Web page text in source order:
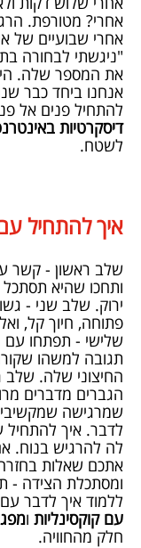
אחרי? מטורפת.
אחרי שבועיים של
"ניגשתי לבחורה
את המספר שלה.
אנחנו ביחד כבר
להתחיל פנים אל
דיסקרטיות
לשטח.
איך להתחיל
שלב ראשון - קשר
ותחכו שהיא תסתכל
ירוק. שלב שני -
פתוחה, חיוך קל,
שלישי - תפתחו
תגובה למשהו
החיצוני שלה. שלב
הגברים מדברים
שמרגישה
לדבר. איך להתחיל
לה להרגיש בנוח.
אתכם שאלות
ומסתכלת הצידה -
ללמוד איך לדבר
עם קוקסינליות ו
חלק מהחוויה.